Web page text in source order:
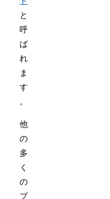
と
呼
ば
れ
ま
す
。
他
の
多
く
の
プ